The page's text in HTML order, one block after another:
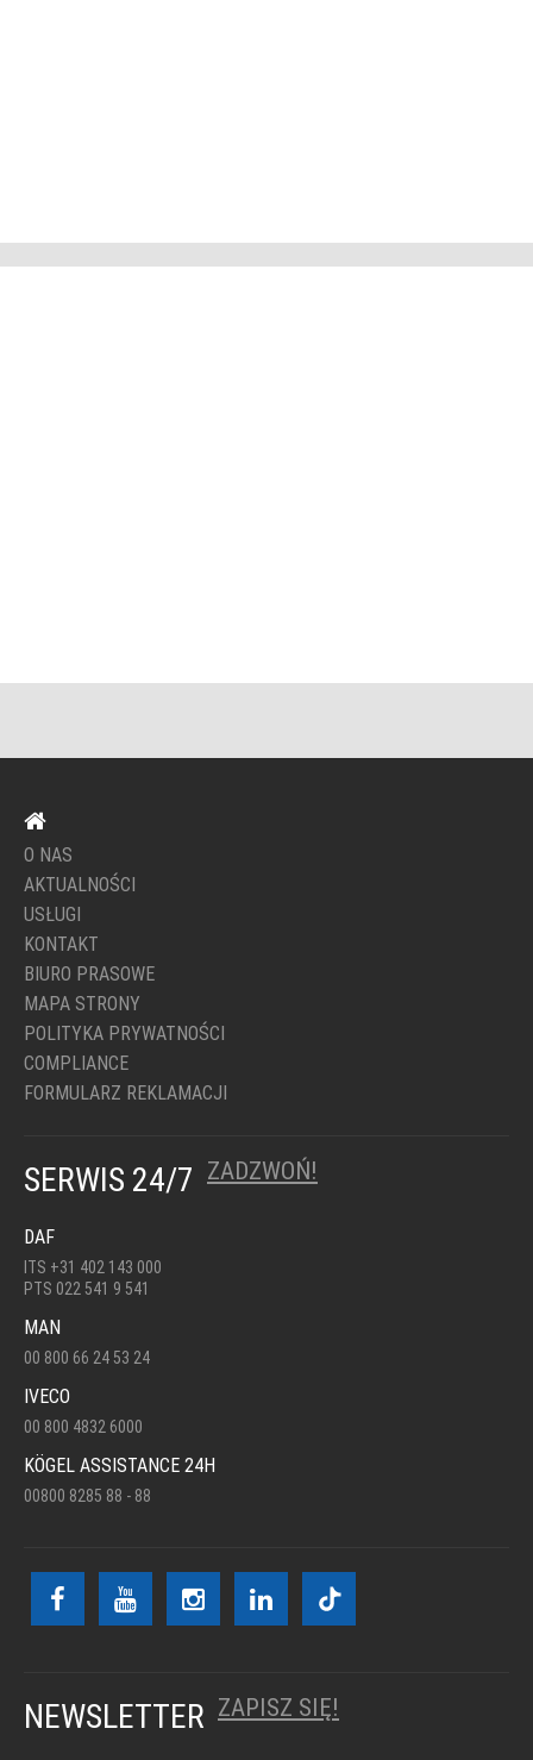
O NAS
AKTUALNOŚCI
USŁUGI
KONTAKT
BIURO PRASOWE
MAPA STRONY
POLITYKA PRYWATNOŚCI
COMPLIANCE
FORMULARZ REKLAMACJI
SERWIS 24/7 ZADZWOŃ!
DAF
ITS +31 402 143 000
PTS 022 541 9 541
MAN
00 800 66 24 53 24
IVECO
00 800 4832 6000
KÖGEL ASSISTANCE 24H
00800 8285 88 - 88
NEWSLETTER ZAPISZ SIĘ!